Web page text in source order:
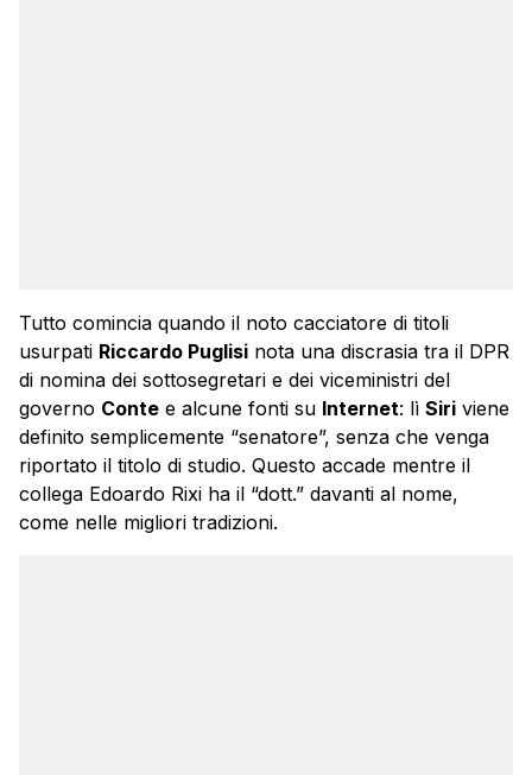
Tutto comincia quando il noto cacciatore di titoli
usurpati Riccardo Puglisi nota una discrasia tra il DPR
di nomina dei sottosegretari e dei viceministri del
governo Conte e alcune fonti su Internet: lì Siri viene
definito semplicemente “senatore”, senza che venga
riportato il titolo di studio. Questo accade mentre il
collega Edoardo Rixi ha il “dott.” davanti al nome,
come nelle migliori tradizioni.